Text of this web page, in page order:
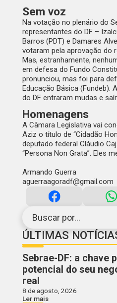
Buscar por...
ÚLTIMAS
Sebrae-DF: a chave
potencial do seu
real
8 de agosto, 2026
Ler mais
Sem voz
Na votação no plenário do
representantes do DF –
Barros (PDT) e Damares
votaram pela aprovação do
Mas, estranhamente,
em defesa do Fundo
pronunciou, mas foi para
Educação Básica (Fundeb).
do DF entraram mudas e
Homenagens
A Câmara Legislativa vai
Aziz o título de “Cidadão
deputado federal Cláudio
“Persona Non Grata”. Eles
Armando Guerra
aguerraagoradf@gmail.com